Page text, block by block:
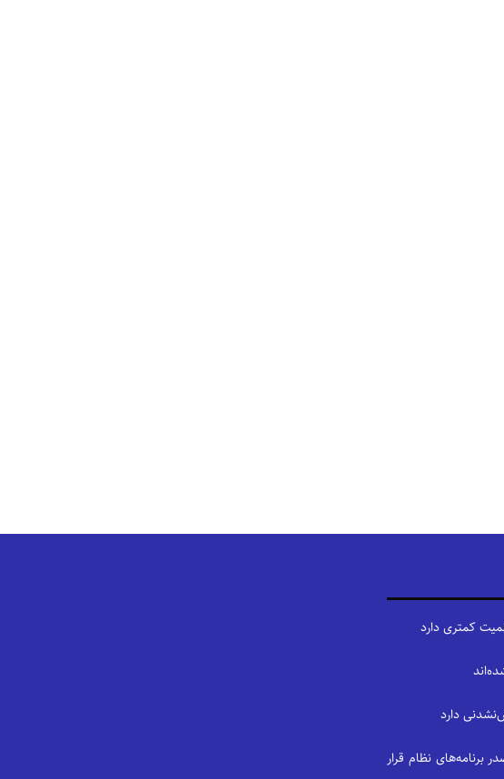
کمتری دارد
دارد
برنامه‌های نظام قرار